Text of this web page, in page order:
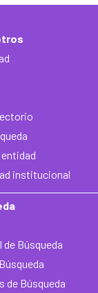
institucional
Búsqueda
de Búsqueda